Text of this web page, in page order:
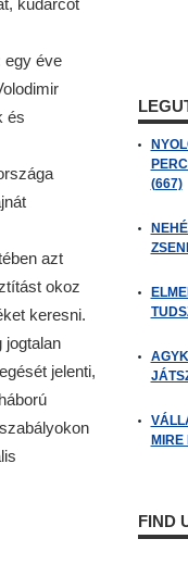
egy éve
és
azt
okoz
keresni.
jogtalan
jelenti,
(667)
MIRE
FIND